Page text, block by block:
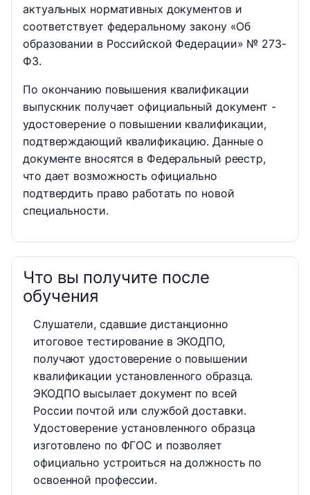
актуальных нормативных документов и
соответствует федеральному закону «Об
образовании в Российской Федерации» № 273-
ФЗ.
По окончанию повышения квалификации
выпускник получает официальный документ -
удостоверение о повышении квалификации,
подтверждающий квалификацию. Данные о
документе вносятся в Федеральный реестр,
что дает возможность официально
подтвердить право работать по новой
специальности.
Что вы получите после
обучения
Слушатели, сдавшие дистанционно
итоговое тестирование в ЭКОДПО,
получают удостоверение о повышении
квалификации установленного образца.
ЭКОДПО высылает документ по всей
России почтой или службой доставки.
Удостоверение установленного образца
изготовлено по ФГОС и позволяет
официально устроиться на должность по
освоенной профессии.